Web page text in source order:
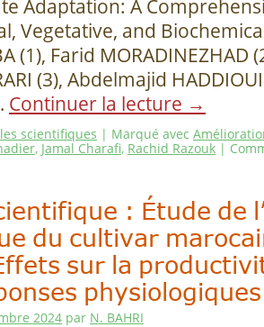
Adaptation: A
Vegetative, and
(1), Farid MORADINEZHAD
(3), Abdelmajid
Continuer la lecture →
scientifiques | Marqué avec
, Jamal Charafi, Rachid Razouk |
: Étude de
du cultivar
sur la
2024 par N. BAHRI